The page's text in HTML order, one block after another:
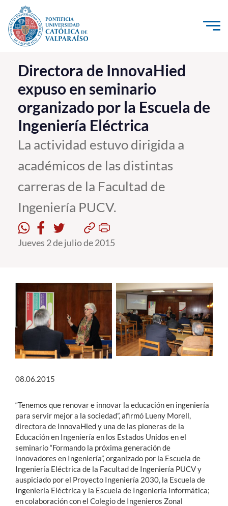
Click acá para ir directamente al contenido
La Universidad
Investigación, Creación e Innovación
PUCV Internacional
Vinculación con el Medio
Admisión
Postgrado
Formación Continua
Funcionarios
Alumni
English
Directora de InnovaHied
expuso en seminario
organizado por la Escuela de
Ingeniería Eléctrica
La actividad estuvo dirigida a
académicos de las distintas
carreras de la Facultad de
Ingeniería PUCV.
Jueves 2 de julio de 2015
08.06.2015
“Tenemos que renovar e innovar la educación en ingeniería
para servir mejor a la sociedad”, afirmó Lueny Morell,
directora de InnovaHied y una de las pioneras de la
Educación en Ingeniería en los Estados Unidos en el
seminario “Formando la próxima generación de
innovadores en Ingeniería”, organizado por la Escuela de
Ingeniería Eléctrica de la Facultad de Ingeniería PUCV y
auspiciado por el Proyecto Ingeniería 2030, la Escuela de
Ingeniería Eléctrica y la Escuela de Ingeniería Informática;
en colaboración con el Colegio de Ingenieros Zonal